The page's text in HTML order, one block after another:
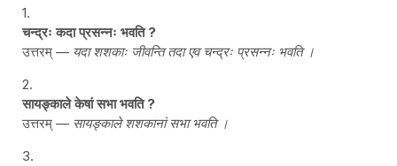
चन्द्रः कदा प्रसन्नः भवति ?
उत्तरम् — यदा शशकाः जीवन्ति तदा एव चन्द्रः प्रसन्नः भवति ।
सायङ्काले केषां सभा भवति ?
उत्तरम् — सायङ्काले शशकानां सभा भवति ।